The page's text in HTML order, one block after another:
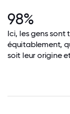
98%
Ici, les gens sont
équitablement,
soit leur origine